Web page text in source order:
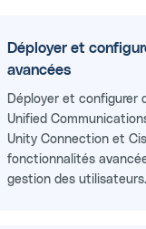
Déployer et
avancées
Déployer et configurer
Unified
Unity Connection et
fonctionnalités
gestion des utilisateurs.